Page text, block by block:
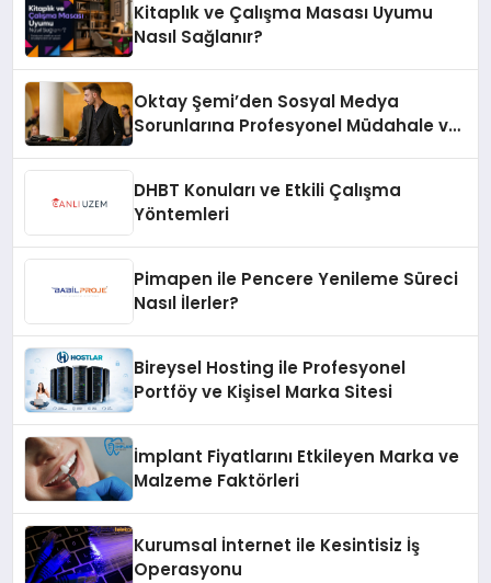
Kitaplık ve Çalışma Masası Uyumu
Nasıl Sağlanır?
Oktay Şemi’den Sosyal Medya
Sorunlarına Profesyonel Müdahale ve
DHBT Konuları ve Etkili Çalışma
Yöntemleri
Pimapen ile Pencere Yenileme Süreci
Nasıl İlerler?
Bireysel Hosting ile Profesyonel
Portföy ve Kişisel Marka Sitesi
İmplant Fiyatlarını Etkileyen Marka ve
Malzeme Faktörleri
Kurumsal İnternet ile Kesintisiz İş
Operasyonu